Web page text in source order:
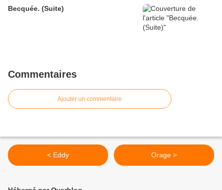
Becquée. (Suite)
Commentaires
Ajouter un commentaire
< Eddy Orage >